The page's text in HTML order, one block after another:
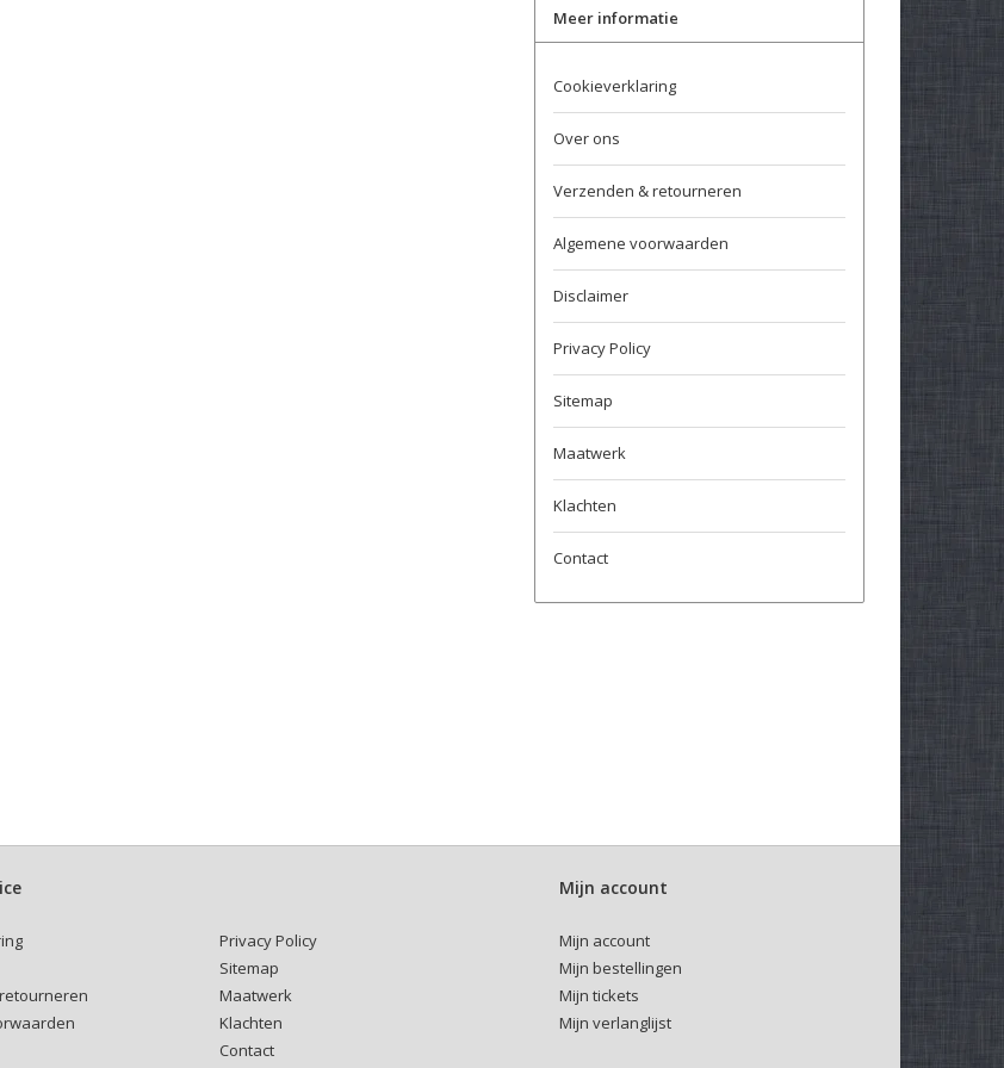
Meer informatie
Cookieverklaring
Over ons
Verzenden & retourneren
Algemene voorwaarden
Disclaimer
Privacy Policy
Sitemap
Maatwerk
Klachten
Contact
Privacy Policy
Sitemap
Maatwerk
Klachten
Contact
Mijn account
Mijn account
Mijn bestellingen
Mijn tickets
Mijn verlanglijst